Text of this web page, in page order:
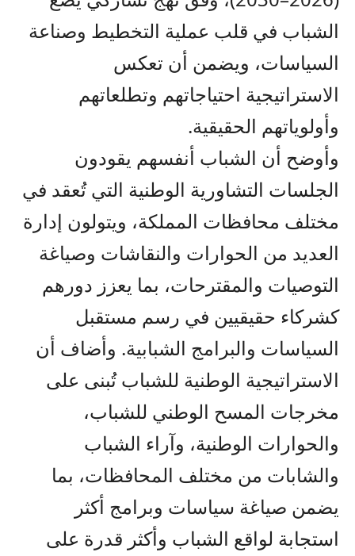
الشباب في قلب عملية التخطيط وصناعة
السياسات، ويضمن أن تعكس
الاستراتيجية احتياجاتهم وتطلعاتهم
وأولوياتهم الحقيقية.
وأوضح أن الشباب أنفسهم يقودون
الجلسات التشاورية الوطنية التي تُعقد في
مختلف محافظات المملكة، ويتولون إدارة
العديد من الحوارات والنقاشات وصياغة
التوصيات والمقترحات، بما يعزز دورهم
كشركاء حقيقيين في رسم مستقبل
السياسات والبرامج الشبابية. وأضاف أن
الاستراتيجية الوطنية للشباب تُبنى على
مخرجات المسح الوطني للشباب،
والحوارات الوطنية، وآراء الشباب
والشابات من مختلف المحافظات، بما
يضمن صياغة سياسات وبرامج أكثر
استجابة لواقع الشباب وأكثر قدرة على